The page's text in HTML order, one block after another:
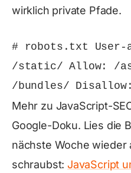
wirklich private Pfade.
# robots.txt User-
/static/ Allow: /
/bundles/
Mehr zu JavaScript-
Google-Doku. Lies die
nächste Woche wieder
schraubst:JavaScript